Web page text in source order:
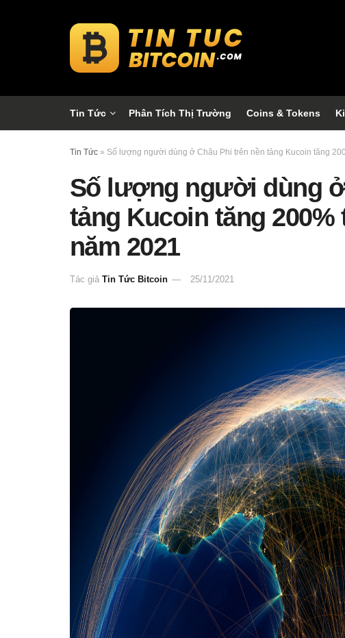
Tin Tức Phân Tích Thị Trường Coins & Tokens
Tin Tức » Số lượng người dùng ở Châu Phi trên nền tảng Kucoin tăng
Số lượng người dùng
tảng Kucoin tăng 200%
năm 2021
Tác giả Tin Tức Bitcoin 25/11/2021